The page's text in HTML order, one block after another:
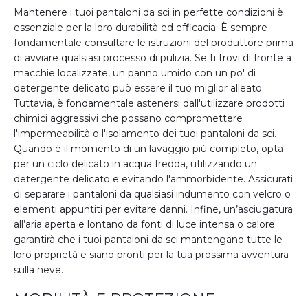
Mantenere i tuoi pantaloni da sci in perfette condizioni è
essenziale per la loro durabilità ed efficacia. È sempre
fondamentale consultare le istruzioni del produttore prima
di avviare qualsiasi processo di pulizia. Se ti trovi di fronte a
macchie localizzate, un panno umido con un po' di
detergente delicato può essere il tuo miglior alleato.
Tuttavia, è fondamentale astenersi dall'utilizzare prodotti
chimici aggressivi che possano compromettere
l'impermeabilità o l'isolamento dei tuoi pantaloni da sci.
Quando è il momento di un lavaggio più completo, opta
per un ciclo delicato in acqua fredda, utilizzando un
detergente delicato e evitando l'ammorbidente. Assicurati
di separare i pantaloni da qualsiasi indumento con velcro o
elementi appuntiti per evitare danni. Infine, un’asciugatura
all’aria aperta e lontano da fonti di luce intensa o calore
garantirà che i tuoi pantaloni da sci mantengano tutte le
loro proprietà e siano pronti per la tua prossima avventura
sulla neve.